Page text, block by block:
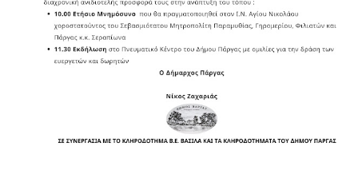
ΠΟΛΙΤΙΣΜΟΣ
ΠΕΡΙΒΑΛΛΟΝ